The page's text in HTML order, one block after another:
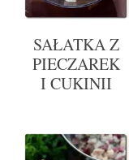
SAŁATKA Z
PIECZAREK
I CUKINII